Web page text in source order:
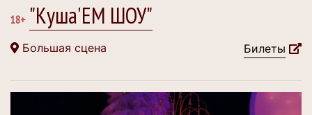
18+ "Куша'ЕМ ШОУ"
Большая сцена Билеты